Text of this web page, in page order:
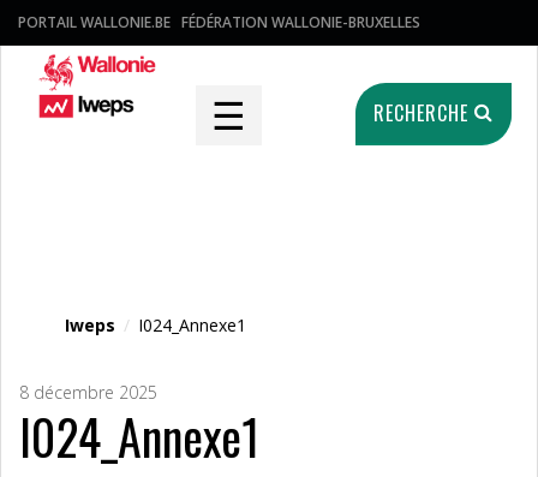
PORTAIL WALLONIE.BE FÉDÉRATION WALLONIE-BRUXELLES
☰ RECHERCHE
Iweps / I024_Annexe1
8 décembre 2025
I024_Annexe1